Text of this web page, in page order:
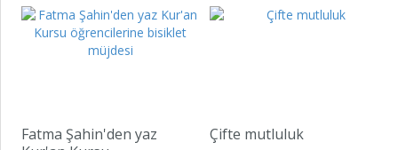
Fatma Şahin'den yaz
Çifte mutluluk